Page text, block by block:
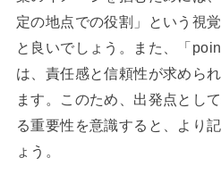
定の地点での役割」という視
と良いでしょう。また、「
は、責任感と信頼性が求めら
ます。このため、出発点とし
る重要性を意識すると、より
ょう。